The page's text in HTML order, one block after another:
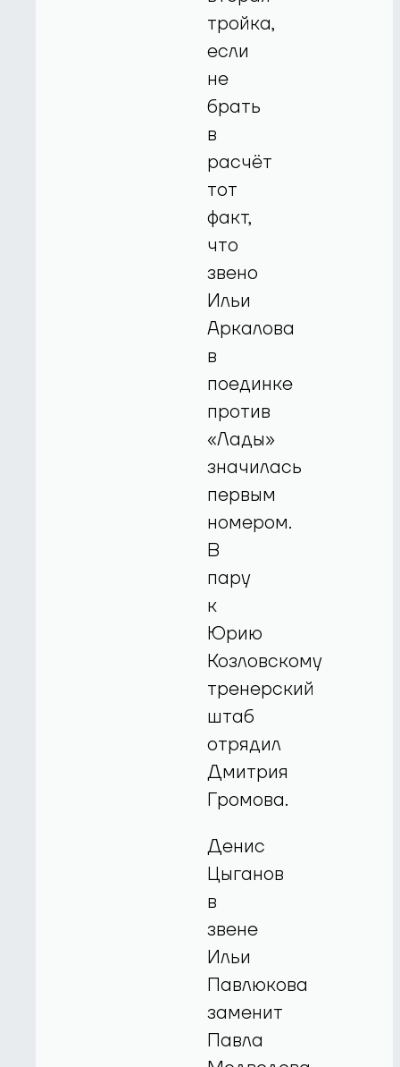
тройка,
если
не
брать
в
расчёт
тот
факт,
что
звено
Ильи
Аркалова
в
поединке
против
«Лады»
значилась
первым
номером.
В
пару
к
Юрию
Козловскому
тренерский
штаб
отрядил
Дмитрия
Громова.
Денис
Цыганов
в
звене
Ильи
Павлюкова
заменит
Павла